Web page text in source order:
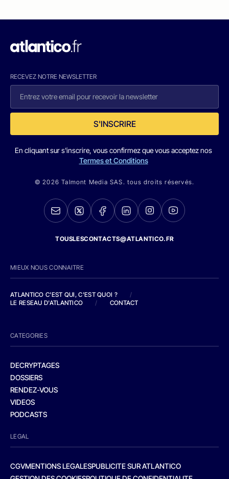
RECEVEZ NOTRE NEWSLETTER
S'INSCRIRE
En cliquant sur s'inscrire, vous confirmez que vous acceptez nos
Termes et Conditions
© 2026 Talmont Media SAS. tous droits réservés.
TOUSLESCONTACTS@ATLANTICO.FR
MIEUX NOUS CONNAITRE
ATLANTICO C'EST QUI, C'EST QUOI ?
/
LE RESEAU D'ATLANTICO
/ CONTACT
CATEGORIES
DECRYPTAGES
DOSSIERS
RENDEZ-VOUS
VIDEOS
PODCASTS
LEGAL
CGVMENTIONS LEGALESPUBLICITE SUR ATLANTICO